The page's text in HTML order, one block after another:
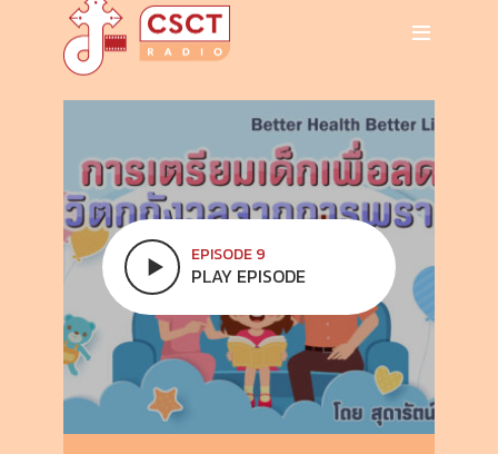
EPISODE 9
PLAY EPISODE